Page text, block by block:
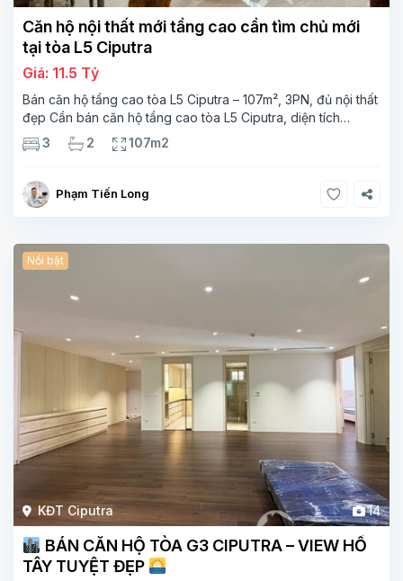
Căn hộ nội thất mới tầng cao cần tìm chủ mới
tại tòa L5 Ciputra
Giá: 11.5 Tỷ
Bán căn hộ tầng cao tòa L5 Ciputra – 107m², 3PN, đủ nội thất
đẹp Cần bán căn hộ tầng cao tòa L5 Ciputra, diện tích
107m², thiết kế 3 phòng ngủ – 2 vệ sinh, không gian rộng
thoáng. Căn
3 2 107m2
Phạm Tiến Long
KĐT Ciputra 14
Nổi bật
BÁN CĂN HỘ TÒA G3 CIPUTRA – VIEW HỒ
TÂY TUYỆT ĐẸP